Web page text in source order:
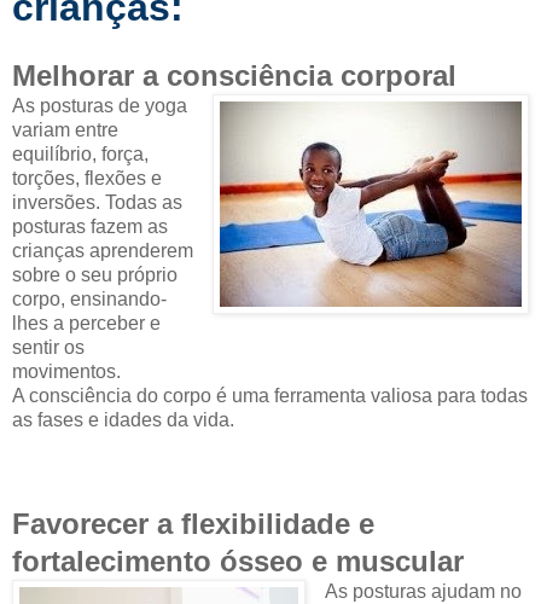
Melhorar a consciência corporal
As posturas de yoga
variam entre
equilíbrio, força,
torções, flexões e
inversões. Todas as
posturas fazem as
crianças aprenderem
sobre o seu próprio
corpo, ensinando-
lhes a perceber e
sentir os
movimentos.
A consciência do corpo é uma ferramenta valiosa para todas
as fases e idades da vida.
Favorecer a flexibilidade e
fortalecimento ósseo e muscular
As posturas ajudam no